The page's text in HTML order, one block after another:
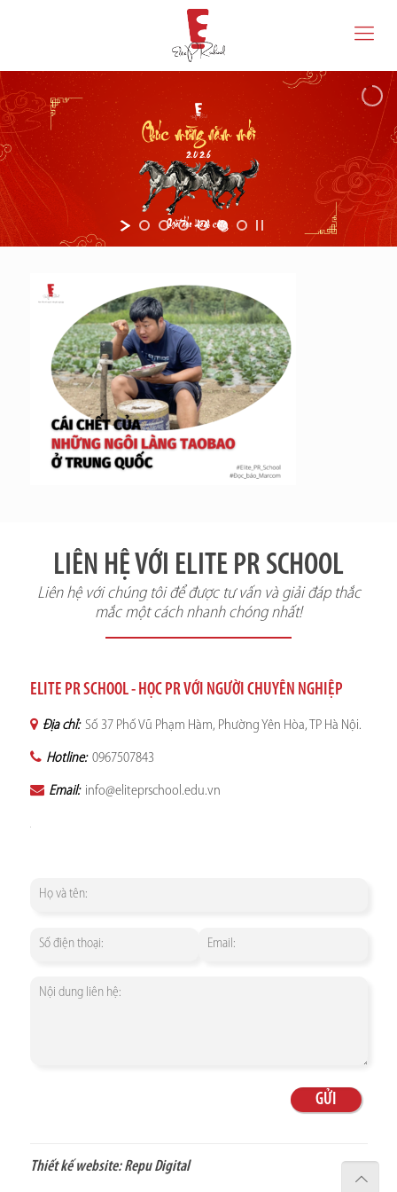
LIÊN HỆ VỚI ELITE PR SCHOOL
Liên hệ với chúng tôi để được tư vấn và giải đáp thắc
mắc một cách nhanh chóng nhất!
ELITE PR SCHOOL - HỌC PR VỚI NGƯỜI CHUYÊN NGHIỆP
Địa chỉ: Số 37 Phố Vũ Phạm Hàm, Phường Yên Hòa, TP Hà Nội.
Hotline: 0967507843
Email: info@eliteprschool.edu.vn
Thiết kế website:Repu Digital